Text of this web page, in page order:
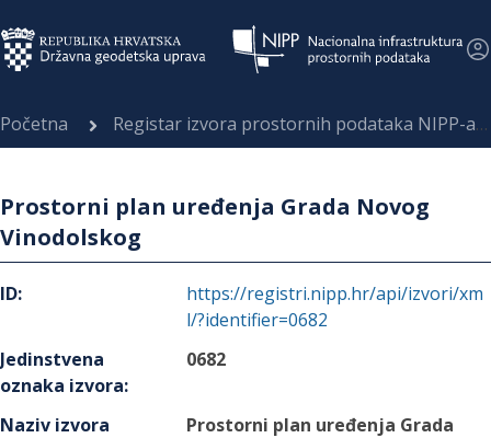
Početna Registar izvora prostornih podataka NIPP-a
Prostorni plan uređenja Grada Novog
Vinodolskog
ID:
https://registri.nipp.hr/api/izvori/xm
l/?identifier=0682
Jedinstvena
oznaka izvora:
0682
Naziv izvora
Prostorni plan uređenja Grada